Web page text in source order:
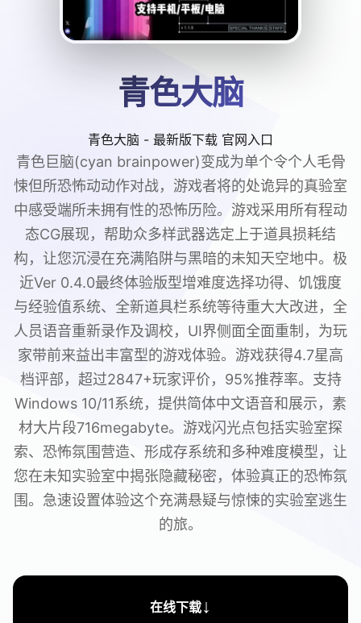
青色大脑
青色大脑 - 最新版下载 官网入口
青色巨脑(cyan brainpower)变成为单个令个人毛骨
悚但所恐怖动动作对战，游戏者将的处诡异的真验室
中感受端所未拥有性的恐怖历险。游戏采用所有程动
态CG展现，帮助众多样武器选定上于道具损耗结
构，让您沉浸在充满陷阱与黑暗的未知天空地中。极
近Ver 0.4.0最终体验版型增难度选择功得、饥饿度
与经验值系统、全新道具栏系统等待重大大改进，全
人员语音重新录作及调校，UI界侧面全面重制，为玩
家带前来益出丰富型的游戏体验。游戏获得4.7星高
档评部，超过2847+玩家评价，95%推荐率。支持
Windows 10/11系统，提供简体中文语音和展示，素
材大片段716megabyte。游戏闪光点包括实验室探
索、恐怖氛围营造、形成存系统和多种难度模型，让
您在未知实验室中揭张隐藏秘密，体验真正的恐怖氛
围。急速设置体验这个充满悬疑与惊悚的实验室逃生
的旅。
在线下载↓